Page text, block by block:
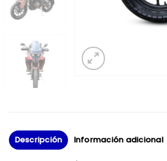
Descripción Información adicional